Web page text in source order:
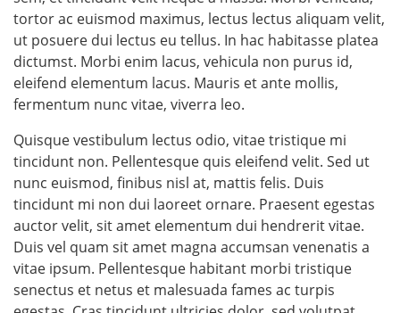
tortor ac euismod maximus, lectus lectus aliquam velit,
ut posuere dui lectus eu tellus. In hac habitasse platea
dictumst. Morbi enim lacus, vehicula non purus id,
eleifend elementum lacus. Mauris et ante mollis,
fermentum nunc vitae, viverra leo.
Quisque vestibulum lectus odio, vitae tristique mi
tincidunt non. Pellentesque quis eleifend velit. Sed ut
nunc euismod, finibus nisl at, mattis felis. Duis
tincidunt mi non dui laoreet ornare. Praesent egestas
auctor velit, sit amet elementum dui hendrerit vitae.
Duis vel quam sit amet magna accumsan venenatis a
vitae ipsum. Pellentesque habitant morbi tristique
senectus et netus et malesuada fames ac turpis